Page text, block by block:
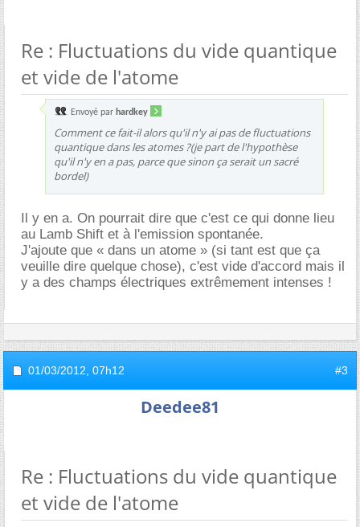
Re : Fluctuations du vide quantique
et vide de l'atome
Envoyé par hardkey
Comment ce fait-il alors qu'il n'y ai pas de fluctuations
quantique dans les atomes ?(je part de l'hypothèse
qu'il n'y en a pas, parce que sinon ça serait un sacré
bordel)
Il y en a. On pourrait dire que c'est ce qui donne lieu
au Lamb Shift et à l'emission spontanée.
J'ajoute que « dans un atome » (si tant est que ça
veuille dire quelque chose), c'est vide d'accord mais il
y a des champs électriques extrêmement intenses !
01/03/2012, 07h12 #3
Deedee81
Re : Fluctuations du vide quantique
et vide de l'atome